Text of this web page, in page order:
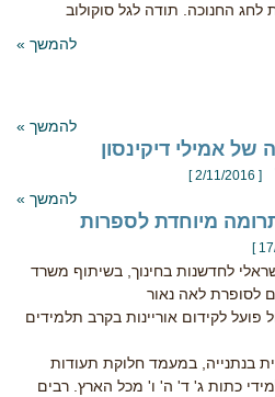
לחג החנוכה. תודה לגל סוקולוב
להמשך »
להמשך »
אמילי דיקינסון
[ 2/11/2016 ]
להמשך »
מיוחדת לספרות
לחדשנות בחינוך, בשיתוף משרד
לסופרת לאה נאור
פועל לקידום אוריינות בקרב תלמידים
בנתנייה, במעמד חלוקת תעודות
כתות ג' ד' ה' ו' מכל הארץ. רבים